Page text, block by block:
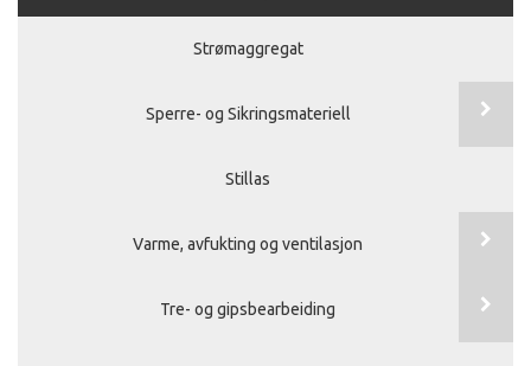
Strømaggregat
Sperre- og Sikringsmateriell
Stillas
Varme, avfukting og ventilasjon
Tre- og gipsbearbeiding